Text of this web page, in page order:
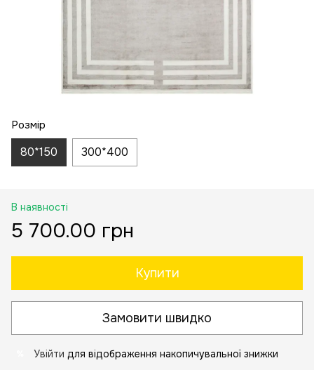
Розмір
80*150 300*400
В наявності
5 700.00 грн
Купити
Замовити швидко
Увійти для відображення накопичувальної знижки